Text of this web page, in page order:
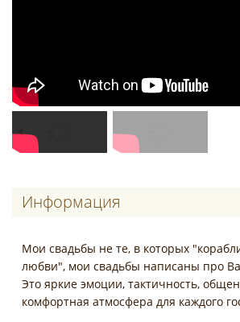
Информация
Мои свадьбы не те, в которых
любви", мои свадьбы написаны про
Это яркие эмоции, тактичность,
комфортная атмосфера для каждого